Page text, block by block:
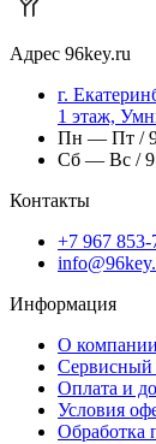
Адрес 96key.ru
г.
1 этаж,
Пн — Пт /
Сб — Вс /
Контакты
+7 967 853-
Информация
О компании
Сервисный
Оплата и
Условия
Обработка